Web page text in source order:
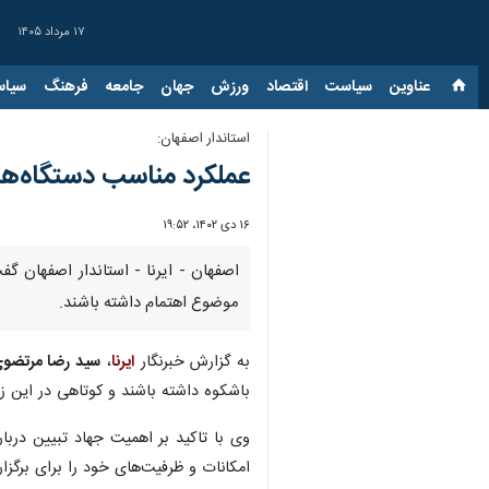
۱۷ مرداد ۱۴۰۵
عناوین‌ سیاست اقتصاد ورزش جهان جامعه فرهنگ
استاندار اصفهان:
عملکرد مناسب
۱۶ دی ۱۴۰۲، ۱۹:۵۲